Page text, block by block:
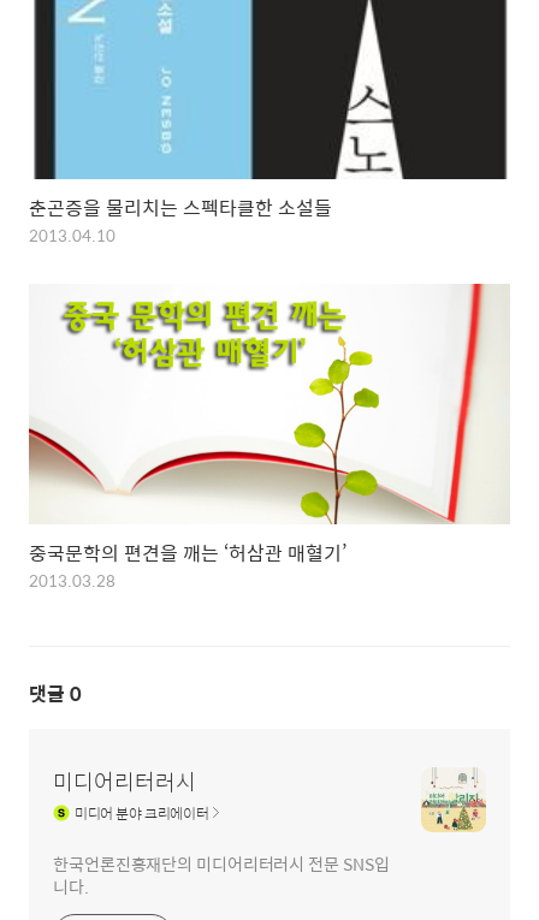
춘곤증을 물리치는 스펙타클한 소설들
2013.04.10
중국문학의 편견을 깨는 ‘허삼관 매혈기’
2013.03.28
댓글 0
미디어리터러시
미디어분야 크리에이터
한국언론진흥재단의 미디어리터러시 전문 SNS입
니다.